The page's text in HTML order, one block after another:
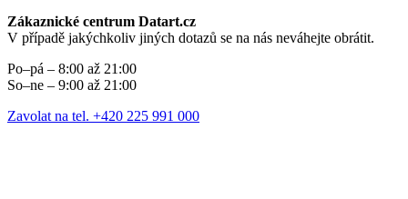
Zákaznické centrum Datart.cz
V případě jakýchkoliv jiných dotazů se na nás neváhejte obrátit.
Po–pá – 8:00 až 21:00
So–ne – 9:00 až 21:00
Zavolat na tel. +420 225 991 000